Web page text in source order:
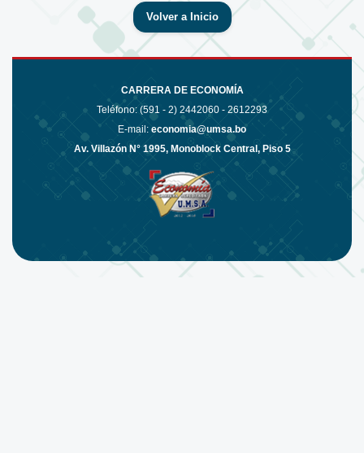
Volver a Inicio
CARRERA DE ECONOMÍA
Teléfono: (591 - 2) 2442060 - 2612293
E-mail: economia@umsa.bo
Av. Villazón N° 1995, Monoblock Central, Piso 5